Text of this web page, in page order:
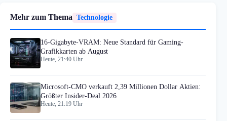
Mehr zum Thema Technologie
16-Gigabyte-VRAM: Neue Standard für Gaming-
Grafikkarten ab August
Heute, 21:40 Uhr
Microsoft-CMO verkauft 2,39 Millionen Dollar Aktien:
Größter Insider-Deal 2026
Heute, 21:19 Uhr